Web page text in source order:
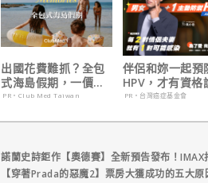
出國花費難抓？全包
式海島假期，一價搞
定食宿玩樂，省錢更
PR・Club Med Taiwan
伴侶和妳一起預
HPV，才有資格
妳！
PR・台灣癌症基金會
諾蘭史詩鉅作【奧德賽】全新預告發布！
【穿著Prada的惡魔2】票房大獲成功的五大原